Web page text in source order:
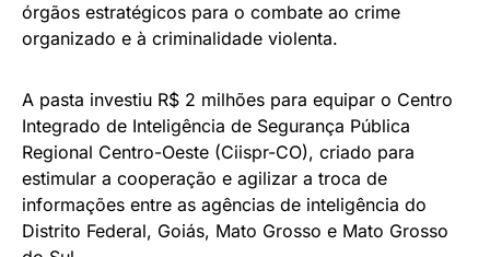
órgãos estratégicos para o combate ao crime
organizado e à criminalidade violenta.
A pasta investiu R$ 2 milhões para equipar o Centro
Integrado de Inteligência de Segurança Pública
Regional Centro-Oeste (Ciispr-CO), criado para
estimular a cooperação e agilizar a troca de
informações entre as agências de inteligência do
Distrito Federal, Goiás, Mato Grosso e Mato Grosso